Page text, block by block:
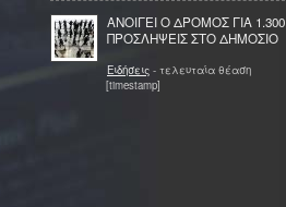
ΑΝΟΙΓΕΙ Ο ΔΡΟΜΟΣ ΓΙΑ 1.300
ΠΡΟΣΛΗΨΕΙΣ ΣΤΟ ΔΗΜΟΣΙΟ
Ειδήσεις - τελευταία θέαση
[timestamp]